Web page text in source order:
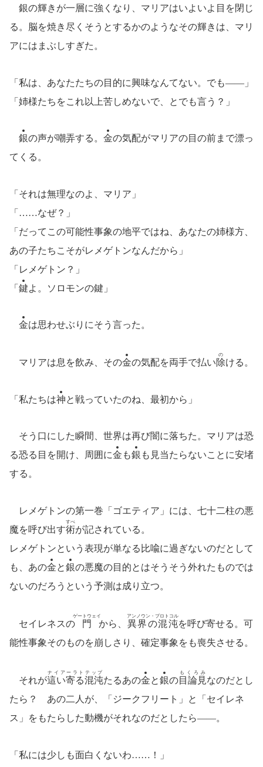
銀の輝きが一層に強くなり、マリアはいよいよ目を閉じ
る。脳を焼き尽くそうとするかのようなその輝きは、マリ
アにはまぶしすぎた。
「私は、あなたたちの目的に興味なんてない。でも――」
「姉様たちをこれ以上苦しめないで、とでも言う？」
銀の声が嘲弄する。 金の気配がマリアの目の前まで漂っ
てくる。
「それは無理なのよ、マリア」
「……なぜ？」
「だってこの可能性事象の地平ではね、あなたの姉様方、
あの子たちこそがレメゲトンなんだから」
「レメゲトン？」
「 鍵よ。ソロモンの鍵」
金は思わせぶりにそう言った。
マリアは息を飲み、その金の気配を両手で払い除
の
ける。
「私たちは神と戦っていたのね、最初から」
そう口にした瞬間、世界は再び闇に落ちた。マリアは恐
る恐る目を開け、周囲に金 も銀 も見当たらないことに安堵
する。
レメゲトンの第一巻「ゴエティア」には、七十二柱の悪
魔を呼び出す術
すべ
が記されている。
レメゲトンという表現が単なる比喩に過ぎないのだとして
も、あの金と銀の悪魔の目的とはそうそう外れたものでは
ないのだろうという予測は成り立つ。
セイレネスの 門
ゲートウェイ
から、 異界の混沌
アンノウン・プロトコル
を呼び寄せる。可
能性事象そのものを崩しさり、確定事象をも喪失させる。
それが這い寄る混沌
ナイアーラトテップ
たるあの金と銀の目論見
もくろみ
なのだとし
たら？ あの二人が、「ジークフリート」と「セイレネ
ス」をもたらした動機がそれなのだとしたら――。
「私には少しも面白くないわ……！」